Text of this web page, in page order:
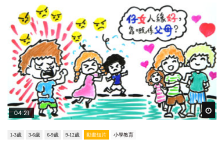
04:21
1-3歲 3-6歲 6-9歲 9-12歲 動畫短片 小學教育